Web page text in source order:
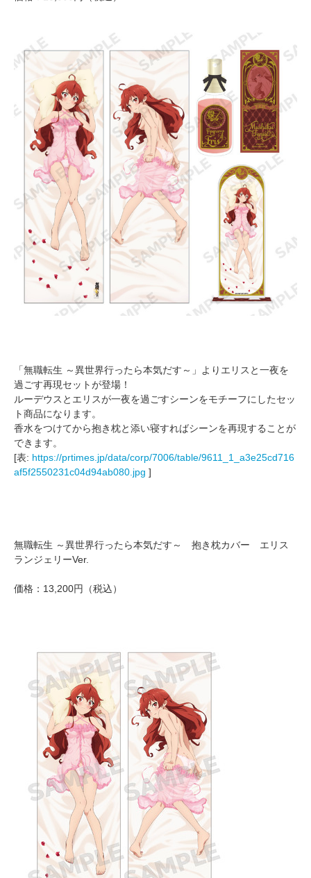
「無職転生 ～異世界行ったら本気だす～」よりエリスと一夜を
過ごす再現セットが登場！
ルーデウスとエリスが一夜を過ごすシーンをモチーフにしたセッ
ト商品になります。
香水をつけてから抱き枕と添い寝すればシーンを再現することが
できます。
[表: https://prtimes.jp/data/corp/7006/table/9611_1_a3e25cd716
af5f2550231c04d94ab080.jpg ]
無職転生 ～異世界行ったら本気だす～ 抱き枕カバー エリス
ランジェリーVer.
価格：13,200円（税込）